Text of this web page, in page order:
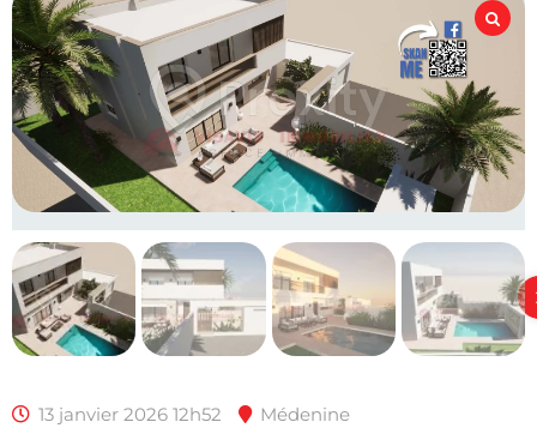
13 janvier 2026 12h52 Médenine